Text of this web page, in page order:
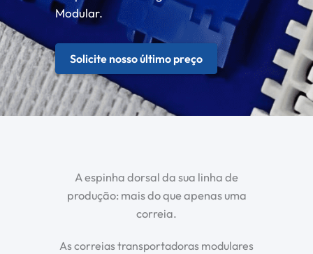
Modular.
Solicite nosso último preço
A espinha dorsal da sua linha de
produção: mais do que apenas uma
correia.
As correias transportadoras modulares